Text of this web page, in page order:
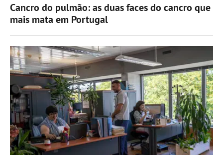
Cancro do pulmão: as duas faces do cancro que
mais mata em Portugal